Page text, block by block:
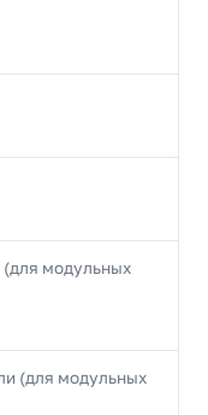
(для модульных
(для модульных